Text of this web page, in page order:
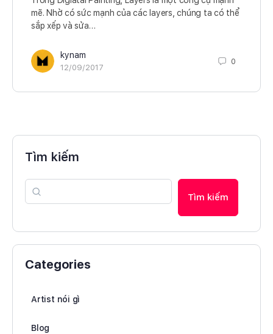
mẽ. Nhờ có sức mạnh của các layers, chúng ta có thể
sắp xếp và sửa…
kynam
12/09/2017
0
Tìm kiếm
Tìm kiếm
Categories
Artist nói gì
Blog